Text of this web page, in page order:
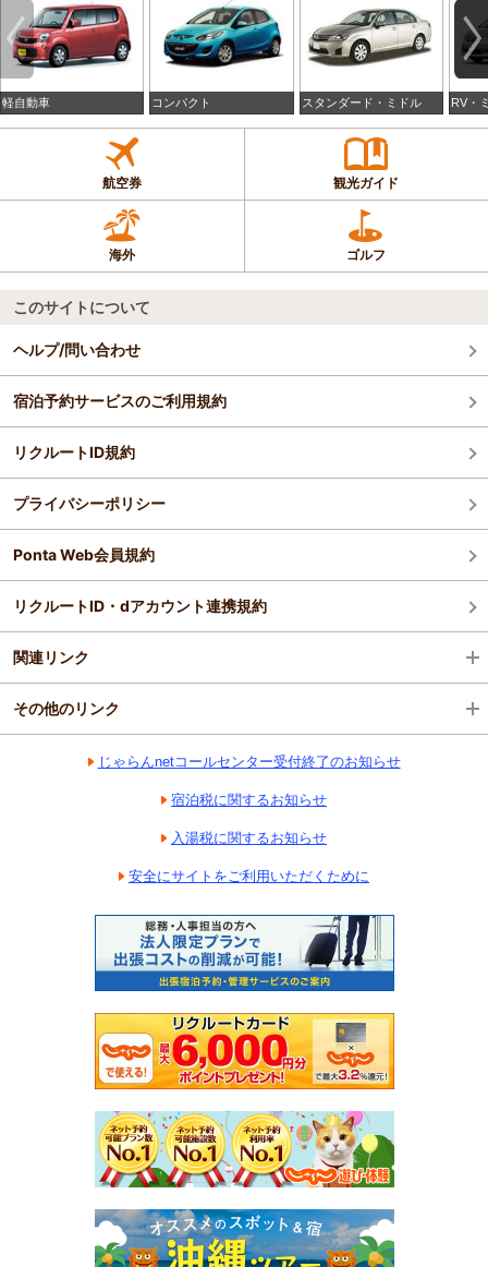
軽自動車 コンパクト スタンダード・ミドル RV・
航空券 観光ガイド
海外 ゴルフ
このサイトについて
ヘルプ/問い合わせ
宿泊予約サービスのご利用規約
リクルートID規約
プライバシーポリシー
Ponta Web会員規約
リクルートID・dアカウント連携規約
関連リンク
その他のリンク
じゃらんnetコールセンター受付終了のお知らせ
宿泊税に関するお知らせ
入湯税に関するお知らせ
安全にサイトをご利用いただくために